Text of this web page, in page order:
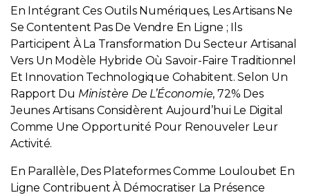
En Intégrant Ces Outils Numériques, Les Artisans Ne
Se Contentent Pas De Vendre En Ligne ; Ils
Participent À La Transformation Du Secteur Artisanal
Vers Un Modèle Hybride Où Savoir-Faire Traditionnel
Et Innovation Technologique Cohabitent. Selon Un
Rapport Du Ministère De L’Économie, 72% Des
Jeunes Artisans Considèrent Aujourd’hui Le Digital
Comme Une Opportunité Pour Renouveler Leur
Activité.
En Parallèle, Des Plateformes Comme Louloubet En
Ligne Contribuent À Démocratiser La Présence